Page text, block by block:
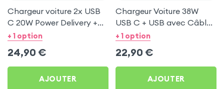
Chargeur voiture 2x USB
C 20W Power Delivery +
Câble USB C 60W pour
+ 1 option
24,90 €
AJOUTER
Chargeur Voiture 38W
USB C + USB avec Câble
type C Swissten pour
+ 1 option
22,90 €
AJOUTER